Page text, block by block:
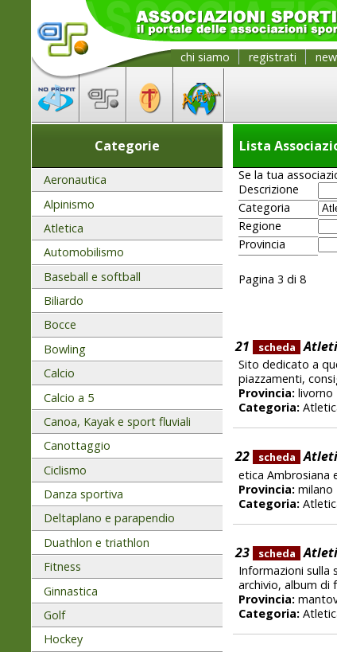
chi siamo registrati
Categorie
Aeronautica
Alpinismo
Atletica
Automobilismo
Baseball e softball
Biliardo
Bocce
Bowling
Calcio
Calcio a 5
Canoa, Kayak e sport fluviali
Canottaggio
Ciclismo
Danza sportiva
Deltaplano e parapendio
Duathlon e triathlon
Fitness
Ginnastica
Golf
Hockey
Lista
Se la tua
Descrizione
Categoria
Regione
Provincia
Pagina 3 di 8
21 scheda
Sito dedicato a
piazzamenti,
Provincia: livorno
Categoria:
22 scheda
etica Ambrosiana
Provincia: milano
Categoria:
23 scheda
Informazioni sulla
archivio, album di
Provincia:
Categoria: